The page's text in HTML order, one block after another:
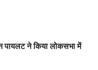
ने किया लोकसभा में